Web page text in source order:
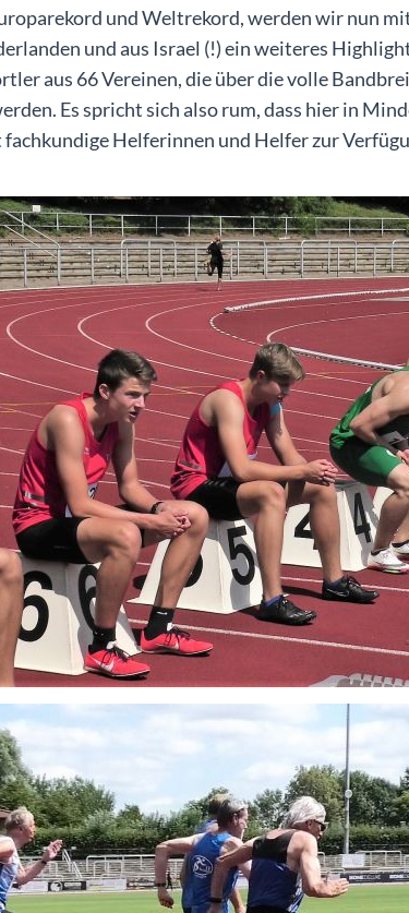
und Weltrekord, werden wir nun
und aus Israel (!) ein weiteres
aus 66 Vereinen, die über die volle
Es spricht sich also rum, dass hier in
Helferinnen und Helfer zur